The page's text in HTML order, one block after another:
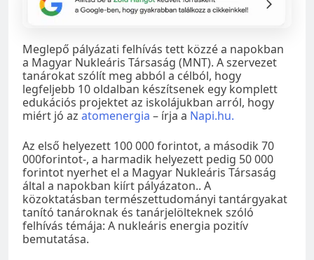
Meglepő pályázati felhívás tett közzé a napokban
a Magyar Nukleáris Társaság (MNT). A szervezet
tanárokat szólít meg abból a célból, hogy
legfeljebb 10 oldalban készítsenek egy komplett
edukációs projektet az iskolájukban arról, hogy
miért jó az atomenergia – írja a Napi.hu.
Az első helyezett 100 000 forintot, a második 70
000forintot-, a harmadik helyezett pedig 50 000
forintot nyerhet el a Magyar Nukleáris Társaság
által a napokban kiírt pályázaton.. A
közoktatásban természettudományi tantárgyakat
tanító tanároknak és tanárjelölteknek szóló
felhívás témája: A nukleáris energia pozitív
bemutatása.